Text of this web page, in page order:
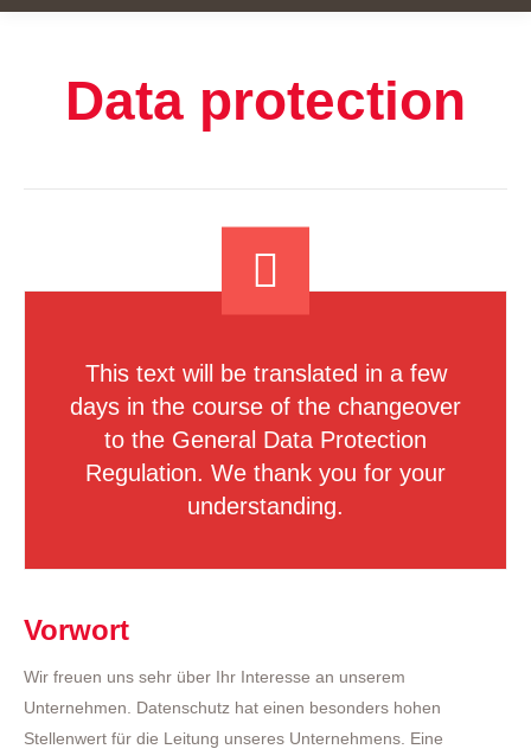
Data protection
This text will be translated in a few
days in the course of the changeover
to the General Data Protection
Regulation. We thank you for your
understanding.
Vorwort
Wir freuen uns sehr über Ihr Interesse an unserem
Unternehmen. Datenschutz hat einen besonders hohen
Stellenwert für die Leitung unseres Unternehmens. Eine